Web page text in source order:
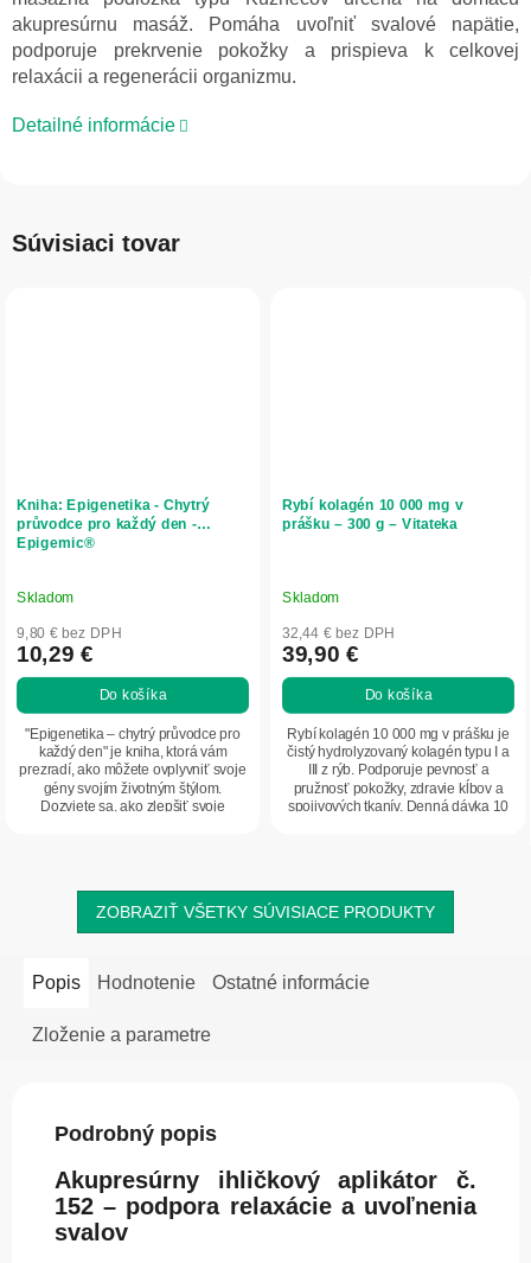
akupresúrnu masáž. Pomáha uvoľniť svalové napätie,
podporuje prekrvenie pokožky a prispieva k celkovej
relaxácii a regenerácii organizmu.
Detailné informácie
Súvisiaci tovar
Kniha: Epigenetika - Chytrý
průvodce pro každý den -
Epigemic®
Skladom
9,80 € bez DPH
10,29 €
Do košíka
"Epigenetika – chytrý průvodce pro
každý den" je kniha, ktorá vám
prezradí, ako môžete ovplyvniť svoje
gény svojím životným štýlom.
Dozviete sa, ako zlepšiť svoje
Rybí kolagén 10 000 mg v
prášku – 300 g – Vitateka
Skladom
32,44 € bez DPH
39,90 €
Do košíka
Rybí kolagén 10 000 mg v prášku je
čistý hydrolyzovaný kolagén typu I a
III z rýb. Podporuje pevnosť a
pružnosť pokožky, zdravie kĺbov a
spojivových tkanív. Denná dávka 10
ZOBRAZIŤ VŠETKY SÚVISIACE PRODUKTY
Popis Hodnotenie Ostatné informácie
Zloženie a parametre
Podrobný popis
Akupresúrny ihličkový aplikátor č.
152 – podpora relaxácie a uvoľnenia
svalov